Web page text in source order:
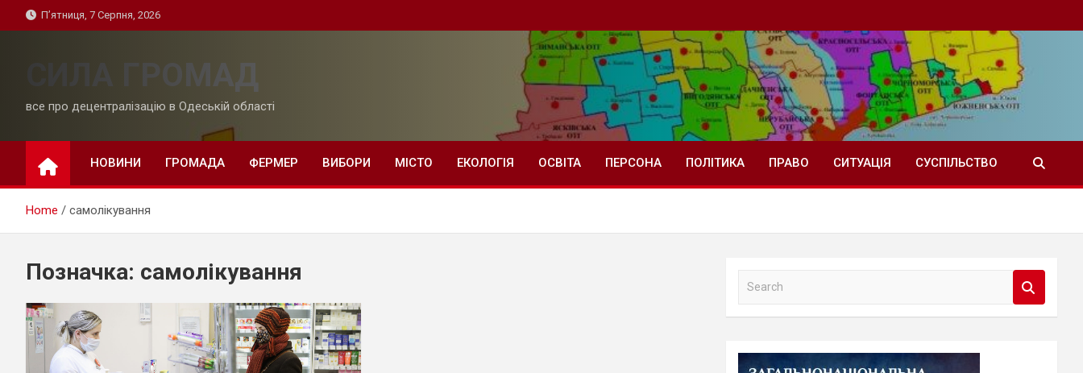
to
П’ятниця, 7 Серпня, 2026
СИЛА ГРОМАД
все про децентралізацію в Одеській області
НОВИНИ ГРОМАДА ФЕРМЕР ВИБОРИ МІСТО ЕКОЛОГІЯ ОСВІТА ПЕРСОНА ПОЛІТИКА ПРАВО СИТУАЦІЯ СУСПІЛЬСТВО
Home самолікування
Позначка: самолікування
a